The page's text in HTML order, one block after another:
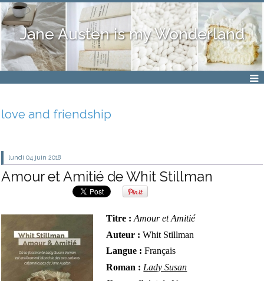
Jane Austen is my Wonderland
love and friendship
lundi 04 juin 2018
Amour et Amitié de Whit Stillman
Titre : Amour et Amitié
Auteur : Whit Stillman
Langue :Français
Roman : Lady Susan